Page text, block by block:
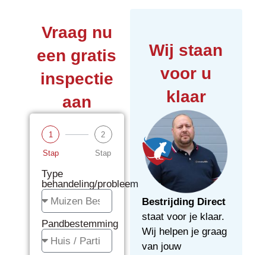
Vraag nu
een gratis
inspectie
aan
1
Stap
2
Stap
Type
behandeling/probleem
Pandbestemming
Wij staan
voor u
klaar
Bestrijding Direct
staat voor je klaar.
Wij helpen je graag
van jouw